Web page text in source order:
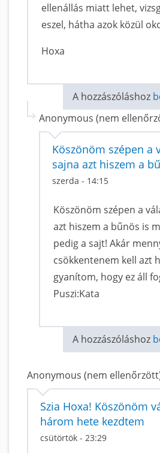
ellenállás miatt lehet,
eszel, hátha azok közül
Hoxa
A hozzászóláshoz
Anonymous (nem
Köszönöm szépen a
sajna azt hiszem a
szerda - 14:15
Köszönöm szépen a
azt hiszem a bűnös is
pedig a sajt! Akár
csökkentenem kell azt
gyanítom, hogy ez áll
Puszi:Kata
A hozzászóláshoz
Anonymous (nem
Szia Hoxa! Köszönöm
három hete kezdtem
csütörtök - 23:29